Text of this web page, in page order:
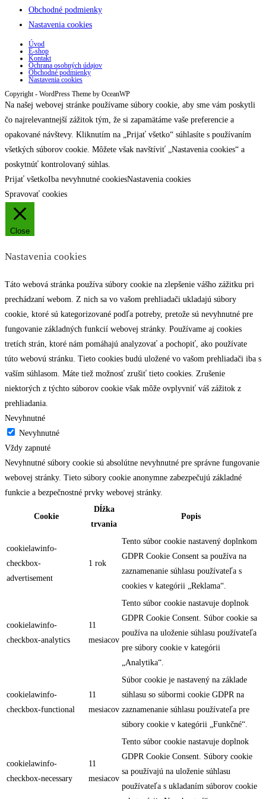
Obchodné podmienky
Nastavenia cookies
Úvod
E-shop
Kontakt
Ochrana osobných údajov
Obchodné podmienky
Nastavenia cookies
Copyright - WordPress Theme by OceanWP
Na našej webovej stránke používame súbory cookie, aby sme vám poskytli
čo najrelevantnejší zážitok tým, že si zapamätáme vaše preferencie a
opakované návštevy. Kliknutím na „Prijať všetko“ súhlasíte s používaním
všetkých súborov cookie. Môžete však navštíviť „Nastavenia cookies“ a
poskytnúť kontrolovaný súhlas.
Prijať všetkoIba nevyhnutné cookiesNastavenia cookies
Spravovať cookies
Close
Nastavenia cookies
Táto webová stránka používa súbory cookie na zlepšenie vášho zážitku pri
prechádzaní webom. Z nich sa vo vašom prehliadači ukladajú súbory
cookie, ktoré sú kategorizované podľa potreby, pretože sú nevyhnutné pre
fungovanie základných funkcií webovej stránky. Používame aj cookies
tretích strán, ktoré nám pomáhajú analyzovať a pochopiť, ako používate
túto webovú stránku. Tieto cookies budú uložené vo vašom prehliadači iba s
vaším súhlasom. Máte tiež možnosť zrušiť tieto cookies. Zrušenie
niektorých z týchto súborov cookie však môže ovplyvniť váš zážitok z
prehliadania.
Nevyhnutné
Nevyhnutné
Vždy zapnuté
Nevyhnutné súbory cookie sú absolútne nevyhnutné pre správne fungovanie
webovej stránky. Tieto súbory cookie anonymne zabezpečujú základné
funkcie a bezpečnostné prvky webovej stránky.
Cookie
Dĺžka
trvania
Popis
cookielawinfo-
checkbox-
advertisement
1 rok
Tento súbor cookie nastavený doplnkom
GDPR Cookie Consent sa používa na
zaznamenanie súhlasu používateľa s
cookies v kategórii „Reklama“.
cookielawinfo-
checkbox-analytics
11
mesiacov
Tento súbor cookie nastavuje doplnok
GDPR Cookie Consent. Súbor cookie sa
používa na uloženie súhlasu používateľa
pre súbory cookie v kategórii
„Analytika“.
cookielawinfo-
checkbox-functional
11
mesiacov
Súbor cookie je nastavený na základe
súhlasu so súbormi cookie GDPR na
zaznamenanie súhlasu používateľa pre
súbory cookie v kategórii „Funkčné“.
cookielawinfo-
checkbox-necessary
11
mesiacov
Tento súbor cookie nastavuje doplnok
GDPR Cookie Consent. Súbory cookie
sa používajú na uloženie súhlasu
používateľa s ukladaním súborov cookie